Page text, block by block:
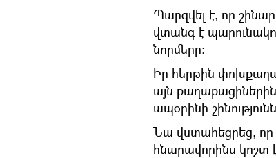
Պարզվել է, որ
վտանգ է
նորմերը։
Իր հերթին
այն
ապօրինի
Նա վստահեցրեց, որ
հնարավորինս կոշտ է